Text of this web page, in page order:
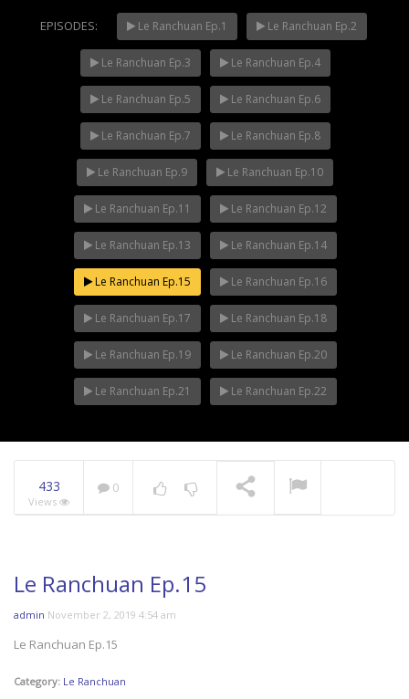
NOW PLAYING Mani Nakha Ep.14
EPISODES: Le Ranchuan Ep.1 Le Ranchuan Ep.2
Le Ranchuan Ep.3 Le Ranchuan Ep.4
Le Ranchuan Ep.5 Le Ranchuan Ep.6
Le Ranchuan Ep.7 Le Ranchuan Ep.8
Le Ranchuan Ep.9 Le Ranchuan Ep.10
Le Ranchuan Ep.11 Le Ranchuan Ep.12
Le Ranchuan Ep.13 Le Ranchuan Ep.14
Le Ranchuan Ep.15 Le Ranchuan Ep.16
Le Ranchuan Ep.17 Le Ranchuan Ep.18
Le Ranchuan Ep.19 Le Ranchuan Ep.20
Le Ranchuan Ep.21 Le Ranchuan Ep.22
433
Views
0
Le Ranchuan Ep.15
admin November 2, 2019 4:54 am
Le Ranchuan Ep.15
Category: Le Ranchuan